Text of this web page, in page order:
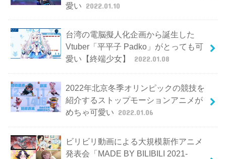
愛い 2022.01.10
台湾の電脳擬人化企画から誕生した
Vtuber「平平子 Padko」がとっても可
愛い【終端少女】
2022.01.08
2022年北京冬季オリンピックの競技を
紹介するストップモーションアニメが
めちゃ可愛い 2022.01.06
ビリビリ動画による大規模新作アニメ
発表会「MADE BY BILIBILI 2021-